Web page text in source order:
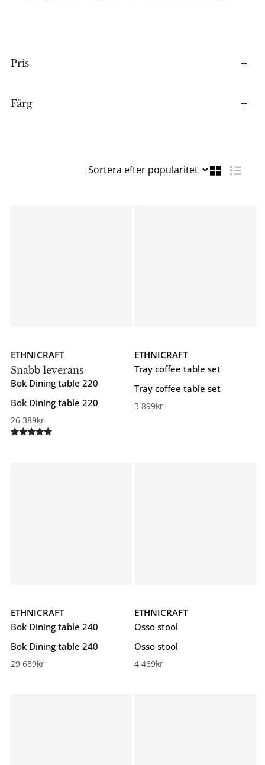
Pris
Färg
ETHNICRAFT
Snabb leverans
Bok Dining table 220
Bok Dining table 220
26 389kr
ETHNICRAFT
Tray coffee table set
Tray coffee table set
3 899kr
ETHNICRAFT
Bok Dining table 240
Bok Dining table 240
29 689kr
ETHNICRAFT
Osso stool
Osso stool
4 469kr